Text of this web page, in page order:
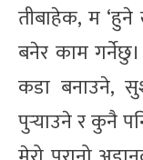
तीबाहेक, म ‘हुने
बनेर काम गर्नेछु।
कडा बनाउने,
पुर्‍याउने र कुनै